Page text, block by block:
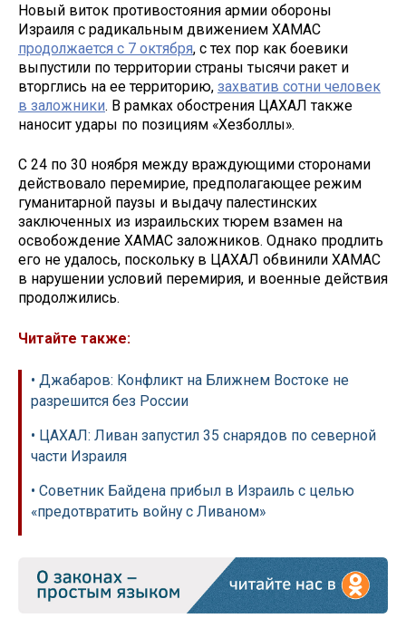
Новый виток противостояния армии обороны
Израиля с радикальным движением ХАМАС
продолжается с 7 октября, с тех пор как боевики
выпустили по территории страны тысячи ракет и
вторглись на ее территорию, захватив сотни человек
в заложники. В рамках обострения ЦАХАЛ также
наносит удары по позициям «Хезболлы».
С 24 по 30 ноября между враждующими сторонами
действовало перемирие, предполагающее режим
гуманитарной паузы и выдачу палестинских
заключенных из израильских тюрем взамен на
освобождение ХАМАС заложников. Однако продлить
его не удалось, поскольку в ЦАХАЛ обвинили ХАМАС
в нарушении условий перемирия, и военные действия
продолжились.
Читайте также:
• Джабаров: Конфликт на Ближнем Востоке не
разрешится без России
• ЦАХАЛ: Ливан запустил 35 снарядов по северной
части Израиля
• Советник Байдена прибыл в Израиль с целью
«предотвратить войну с Ливаном»